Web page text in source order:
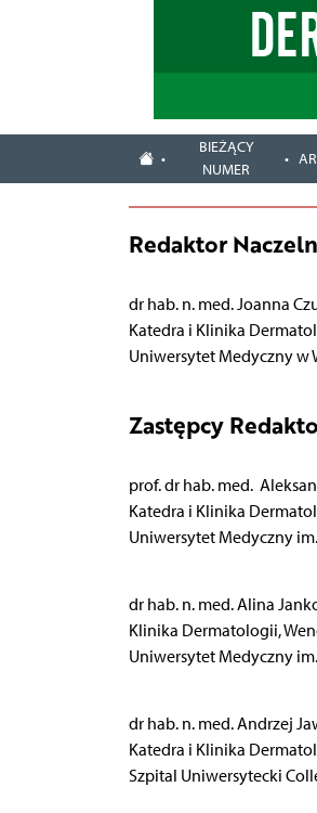
BIEŻĄCY
NUMER
Redaktor
dr hab. n. med. Joanna
Katedra i Klinika
Uniwersytet Medyczny w
Zastępcy
prof. dr hab. med.
Katedra i Klinika
Uniwersytet Medyczny
dr hab. n. med. Alina
Klinika Dermatologii,
Uniwersytet Medyczny
dr hab. n. med. Andrzej
Katedra i Klinika
Szpital Uniwersytecki